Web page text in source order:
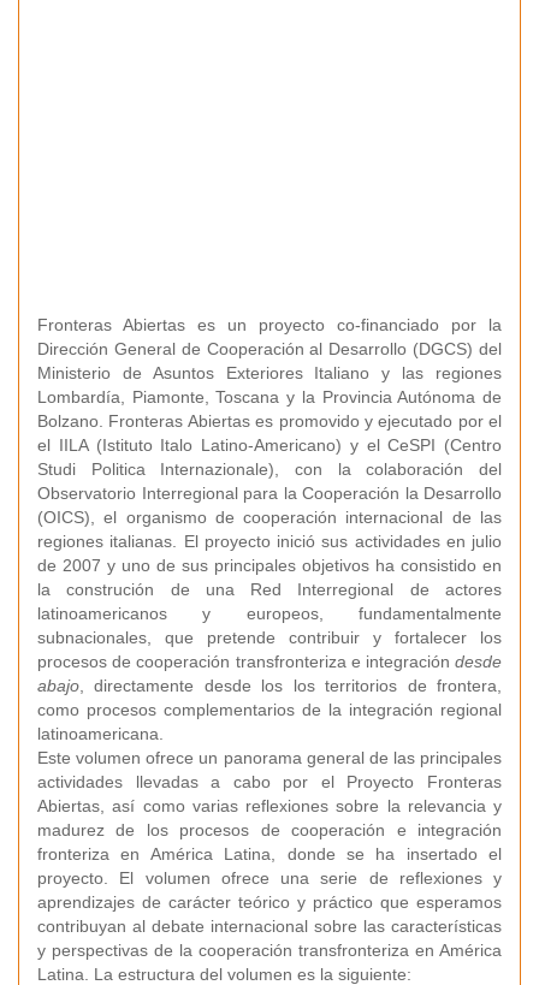
Fronteras Abiertas es un proyecto co-financiado por la
Dirección General de Cooperación al Desarrollo (DGCS) del
Ministerio de Asuntos Exteriores Italiano y las regiones
Lombardía, Piamonte, Toscana y la Provincia Autónoma de
Bolzano. Fronteras Abiertas es promovido y ejecutado por el
el IILA (Istituto Italo Latino-Americano) y el CeSPI (Centro
Studi Politica Internazionale), con la colaboración del
Observatorio Interregional para la Cooperación la Desarrollo
(OICS), el organismo de cooperación internacional de las
regiones italianas. El proyecto inició sus actividades en julio
de 2007 y uno de sus principales objetivos ha consistido en
la construción de una Red Interregional de actores
latinoamericanos y europeos, fundamentalmente
subnacionales, que pretende contribuir y fortalecer los
procesos de cooperación transfronteriza e integración desde
abajo , directamente desde los los territorios de frontera,
como procesos complementarios de la integración regional
latinoamericana.
Este volumen ofrece un panorama general de las principales
actividades llevadas a cabo por el Proyecto Fronteras
Abiertas, así como varias reflexiones sobre la relevancia y
madurez de los procesos de cooperación e integración
fronteriza en América Latina, donde se ha insertado el
proyecto. El volumen ofrece una serie de reflexiones y
aprendizajes de carácter teórico y práctico que esperamos
contribuyan al debate internacional sobre las características
y perspectivas de la cooperación transfronteriza en América
Latina. La estructura del volumen es la siguiente: